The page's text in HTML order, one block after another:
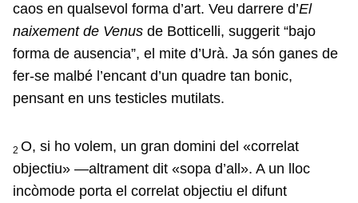
caos en qualsevol forma d’art. Veu darrere d’El
naixement de Venus de Botticelli, suggerit “bajo
forma de ausencia”, el mite d’Urà. Ja són ganes de
fer-se malbé l’encant d’un quadre tan bonic,
pensant en uns testicles mutilats.
2 O, si ho volem, un gran domini del «correlat
objectiu» —altrament dit «sopa d’all». A un lloc
incòmode porta el correlat objectiu el difunt